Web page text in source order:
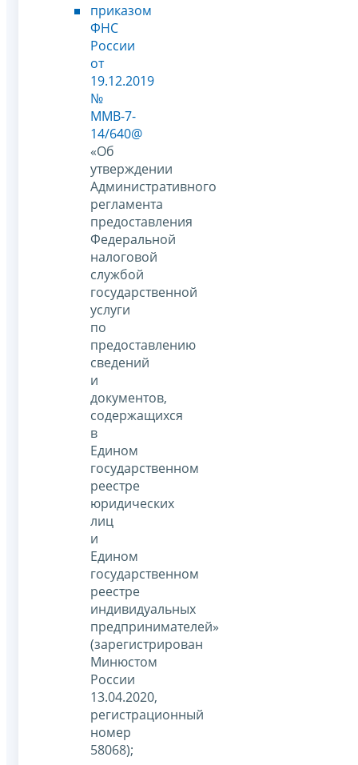
приказом
ФНС
России
от
19.12.2019
№
ММВ-7-
14/640@
«Об
утверждении
Административного
регламента
предоставления
Федеральной
налоговой
службой
государственной
услуги
по
предоставлению
сведений
и
документов,
содержащихся
в
Едином
государственном
реестре
юридических
лиц
и
Едином
государственном
реестре
индивидуальных
предпринимателей»
(зарегистрирован
Минюстом
России
13.04.2020,
регистрационный
номер
58068);